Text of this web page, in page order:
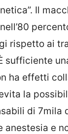
Il
rispetto ai
sufficiente
ha effetti
la
di 7mila
e